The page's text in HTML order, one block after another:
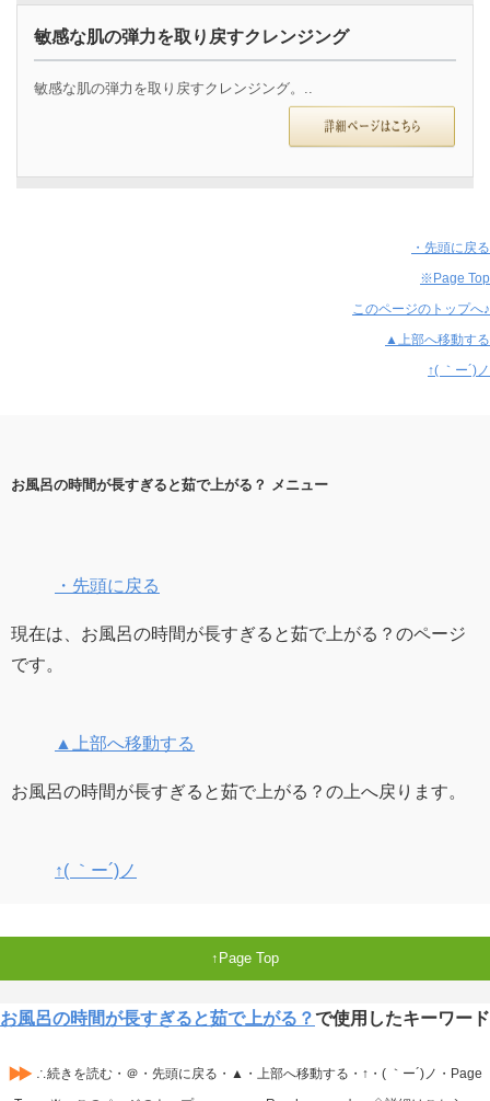
敏感な肌の弾力を取り戻すクレンジング
敏感な肌の弾力を取り戻すクレンジング。..
・先頭に戻る
※Page Top
このページのトップへ♪
▲上部へ移動する
↑( ｀ー´)ノ
お風呂の時間が長すぎると茹で上がる？ メニュー
・先頭に戻る
現在は、お風呂の時間が長すぎると茹で上がる？のページ
です。
▲上部へ移動する
お風呂の時間が長すぎると茹で上がる？の上へ戻ります。
↑( ｀ー´)ノ
Page Top
お風呂の時間が長すぎると茹で上がる？で使用したキーワード
∴続きを読む・＠・先頭に戻る・▲・上部へ移動する・↑・( ｀ー´)ノ・Page